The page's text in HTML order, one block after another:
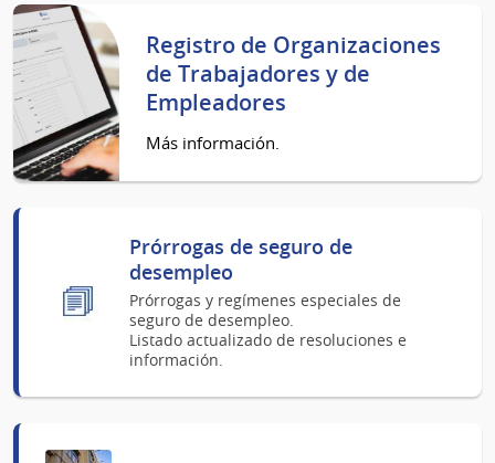
Registro de Organizaciones
de Trabajadores y de
Empleadores
Más información.
Prórrogas de seguro de
desempleo
Prórrogas y regímenes especiales de
seguro de desempleo.
Listado actualizado de resoluciones e
información.